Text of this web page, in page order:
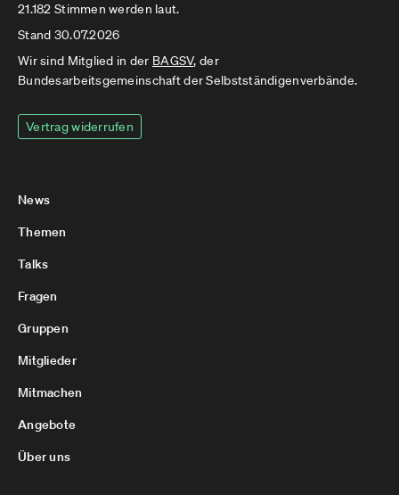
21.182 Stimmen werden laut.
Stand 30.07.2026
Wir sind Mitglied in der BAGSV, der
Bundesarbeitsgemeinschaft der Selbstständigenverbände.
Vertrag widerrufen
News
Themen
Talks
Fragen
Gruppen
Mitglieder
Mitmachen
Angebote
Über uns